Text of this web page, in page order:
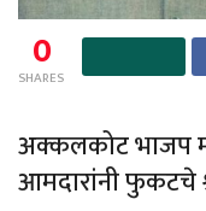
0
SHARES
अक्कलकोट भाजप
आमदारांनी फुकटचे